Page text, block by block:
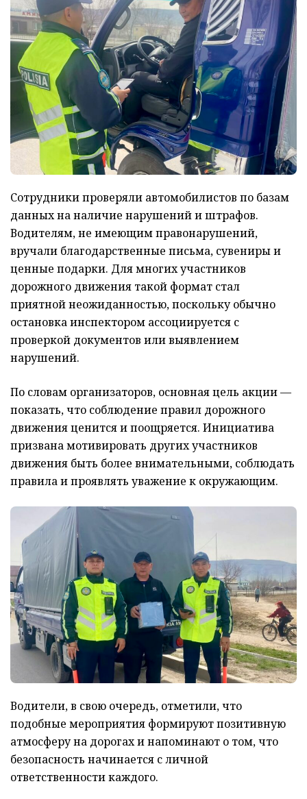
Сотрудники проверяли автомобилистов по базам
данных на наличие нарушений и штрафов.
Водителям, не имеющим правонарушений,
вручали благодарственные письма, сувениры и
ценные подарки. Для многих участников
дорожного движения такой формат стал
приятной неожиданностью, поскольку обычно
остановка инспектором ассоциируется с
проверкой документов или выявлением
нарушений.
По словам организаторов, основная цель акции —
показать, что соблюдение правил дорожного
движения ценится и поощряется. Инициатива
призвана мотивировать других участников
движения быть более внимательными, соблюдать
правила и проявлять уважение к окружающим.
Водители, в свою очередь, отметили, что
подобные мероприятия формируют позитивную
атмосферу на дорогах и напоминают о том, что
безопасность начинается с личной
ответственности каждого.